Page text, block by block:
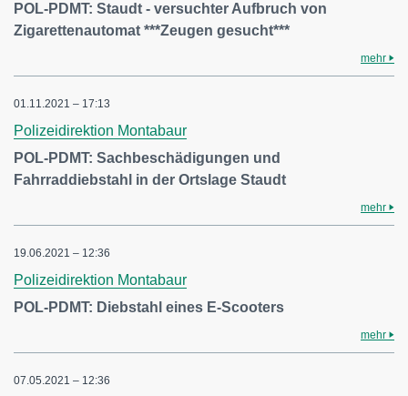
POL-PDMT: Staudt - versuchter Aufbruch von
Zigarettenautomat ***Zeugen gesucht***
mehr
01.11.2021 – 17:13
Polizeidirektion Montabaur
POL-PDMT: Sachbeschädigungen und
Fahrraddiebstahl in der Ortslage Staudt
mehr
19.06.2021 – 12:36
Polizeidirektion Montabaur
POL-PDMT: Diebstahl eines E-Scooters
mehr
07.05.2021 – 12:36